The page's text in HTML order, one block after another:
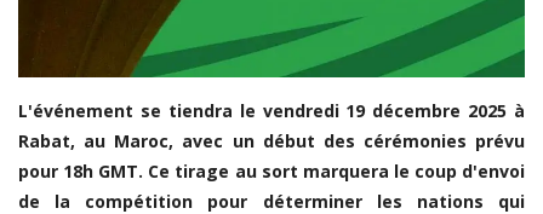
GSL
FEMMES & SPORT
Inside JOJ Dakar 2026
L'événement se tiendra le vendredi 19 décembre 2025 à
Rabat, au Maroc, avec un début des cérémonies prévu
pour 18h GMT. Ce tirage au sort marquera le coup d'envoi
de la compétition pour déterminer les nations qui